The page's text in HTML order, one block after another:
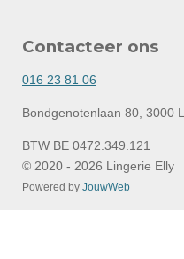
b
o
k
a
r
a
Contacteer ons
016 23 81 06
Bondgenotenlaan 80, 3000
BTW BE 0472.349.121
© 2020 - 2026 Lingerie Elly
Powered by JouwWeb